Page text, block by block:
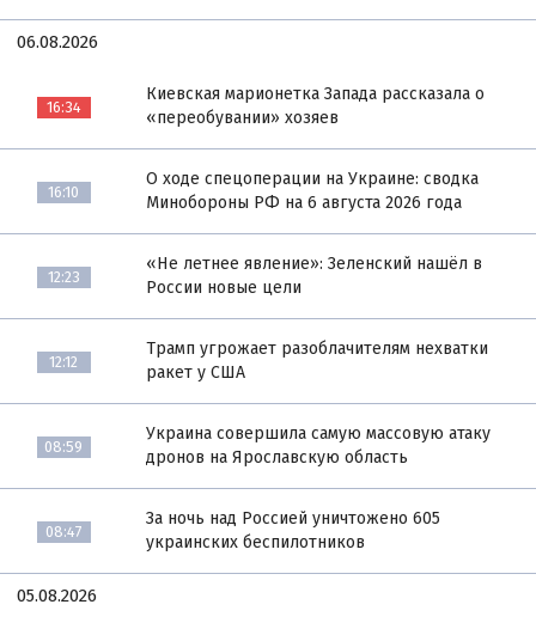
06.08.2026
16:34
Киевская марионетка Запада рассказала о
«переобувании» хозяев
16:10
О ходе спецоперации на Украине: сводка
Минобороны РФ на 6 августа 2026 года
12:23
«Не летнее явление»: Зеленский нашёл в
России новые цели
12:12
Трамп угрожает разоблачителям нехватки
ракет у США
08:59
Украина совершила самую массовую атаку
дронов на Ярославскую область
08:47
За ночь над Россией уничтожено 605
украинских беспилотников
05.08.2026